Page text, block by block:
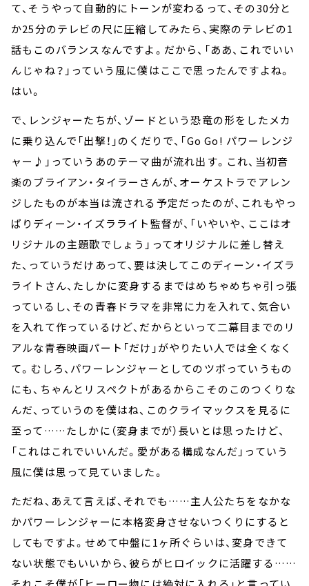
て、そうやって自動的にトーンが変わるって、その30分と
か25分のテレビの尺に圧縮してみたら、実際のテレビの1
話もこのバランスなんですよ。だから、「ああ、これでいい
んじゃね？」っていう風に僕はここで思ったんですよね。
はい。
で、レンジャーたちが、ゾードという恐竜の形をしたメカ
に乗り込んで「出撃！」のくだりで、「Go Go! パワーレンジ
ャー♪」っていうあのテーマ曲が流れ出す。これ、当初音
楽のブライアン・タイラーさんが、オーケストラでアレン
ジしたものが本当は流される予定だったのが、これもやっ
ぱりディーン・イズラライト監督が、「いやいや、ここはオ
リジナルの主題歌でしょう」ってオリジナルに差し替え
た、っていうだけあって、要は決してこのディーン・イズラ
ライトさん、たしかに変身するまではめちゃめちゃ引っ張
っているし、その青春ドラマを非常に力を入れて、気合い
を入れて作っているけど、だからといって二幕目までのリ
アルな青春映画パート「だけ」がやりたい人では全くなく
て。むしろ、パワーレンジャーとしてのツボっていうもの
にも、ちゃんとリスペクトがあるからこそのこのつくりな
んだ、っていうのを僕はね、このクライマックスを見るに
至って……たしかに（変身までが）長いとは思ったけど、
「これはこれでいいんだ。愛がある構成なんだ」っていう
風に僕は思って見ていました。
ただね、あえて言えば、それでも……主人公たちをなかな
かパワーレンジャーに本格変身させないつくりにすると
してもですよ。せめて中盤に1ヶ所ぐらいは、変身できて
ない状態でもいいから、彼らがヒロイックに活躍する……